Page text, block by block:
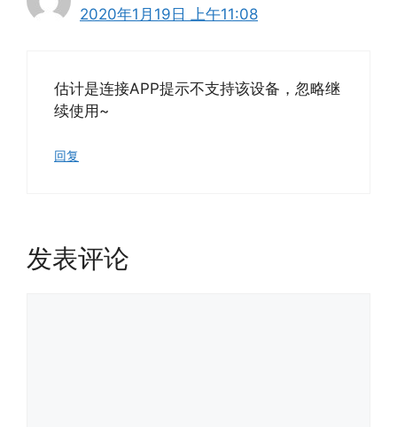
2020年1月19日 上午11:08
估计是连接APP提示不支持该设备，忽略继
续使用~
回复
发表评论